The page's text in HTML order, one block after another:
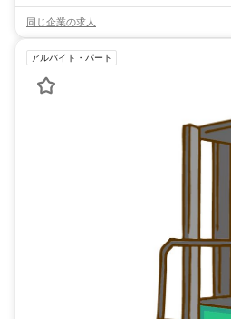
同じ企業の求人
アルバイト・パート